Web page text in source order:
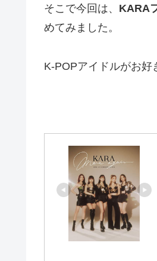
そこで今回は、 KARA
めてみました。
K-POPアイドルがお好